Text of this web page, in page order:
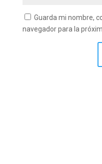
Guarda mi nombre,
navegador para la